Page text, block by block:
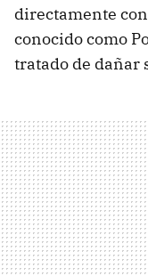
directamente
conocido como
tratado de dañar